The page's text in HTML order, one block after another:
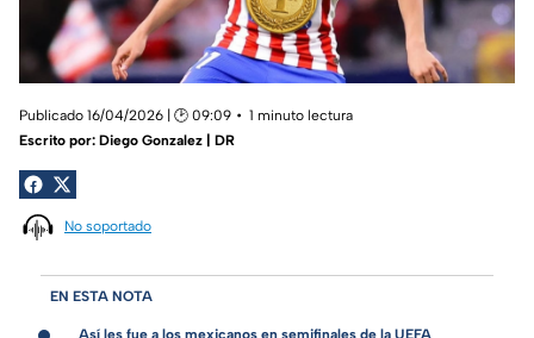
Publicado 16/04/2026 | 🕑 09:09
1 minuto lectura
Escrito por: Diego Gonzalez | DR
No soportado
EN ESTA NOTA
Así les fue a los mexicanos en semifinales de la UEFA